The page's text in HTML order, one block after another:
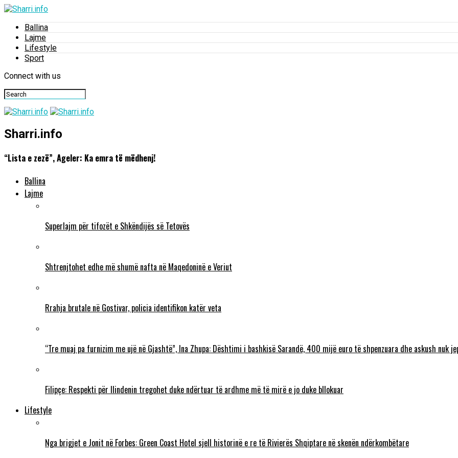
Ballina
Lajme
Lifestyle
Sport
Connect with us
Sharri.info
“Lista e zezë”, Ageler: Ka emra të mëdhenj!
Ballina
Lajme
Superlajm për tifozët e Shkëndijës së Tetovës
Shtrenjtohet edhe më shumë nafta në Maqedoninë e Veriut
Rrahja brutale në Gostivar, policia identifikon katër veta
“Tre muaj pa furnizim me ujë në Gjashtë”, Ina Zhupa: Dështimi i bashkisë Sarandë, 400 mijë euro të shpenzuara dhe askush nuk
Filipçe: Respekti për Ilindenin tregohet duke ndërtuar të ardhme më të mirë e jo duke bllokuar
Lifestyle
Nga brigjet e Jonit në Forbes: Green Coast Hotel sjell historinë e re të Rivierës Shqiptare në skenën ndërkombëtare